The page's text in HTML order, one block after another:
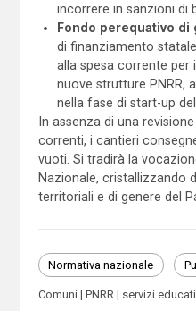
incorrere in sanzioni di
Fondo perequativo di
di finanziamento
alla spesa corrente per
nuove strutture PNRR,
nella fase di start-up
In assenza di una
correnti, i cantieri
vuoti. Si tradirà la
Nazionale, cristallizzando
territoriali e di genere del
Normativa nazionale
Comuni PNRR servizi